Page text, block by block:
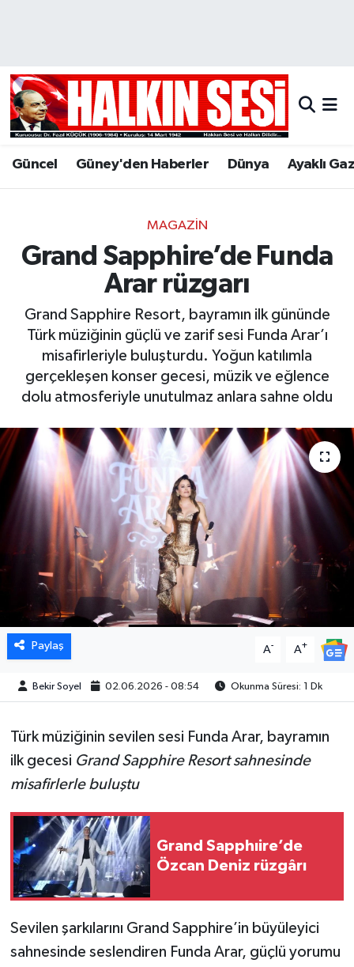
Güncel Güney'den Haberler Dünya Ayaklı
MAGAZIN
Grand Sapphire’de Funda
Arar rüzgarı
Grand Sapphire Resort, bayramın ilk gününde
Türk müziğinin güçlü ve zarif sesi Funda Arar’ı
misafirleriyle buluşturdu. Yoğun katılımla
gerçekleşen konser gecesi, müzik ve eğlence
dolu atmosferiyle unutulmaz anlara sahne oldu
Paylaş A- A+
Bekir Soyel 02.06.2026 - 08:54 Okunma Süresi: 1 Dk
Türk müziğinin sevilen sesi Funda Arar, bayramın
ilk gecesi Grand Sapphire Resort sahnesinde
misafirlerle buluştu
Grand Sapphıire’de
Özcan Deniz rüzgârı
Sevilen şarkılarını Grand Sapphire’in büyüleyici
sahnesinde seslendiren Funda Arar, güçlü yorumu
Hava Durumu
Trafik Durumu
Son Dakika Haberleri